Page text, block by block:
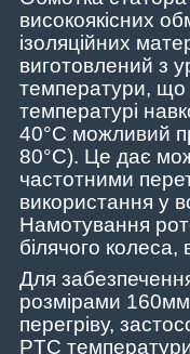
високоякісних
ізоляційних
виготовлений з
температури, що
температурі
40°С можливий
80°С). Це дає
частотними
використання у
Намотування
білячого колеса,
Для
розмірами
перегріву,
PTC